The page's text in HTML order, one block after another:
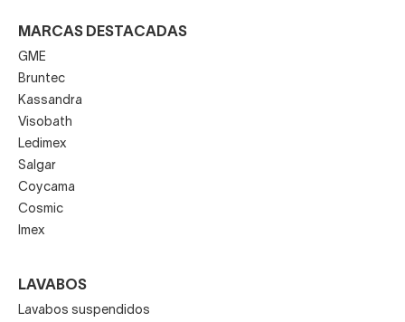
MARCAS DESTACADAS
GME
Bruntec
Kassandra
Visobath
Ledimex
Salgar
Coycama
Cosmic
Imex
LAVABOS
Lavabos suspendidos